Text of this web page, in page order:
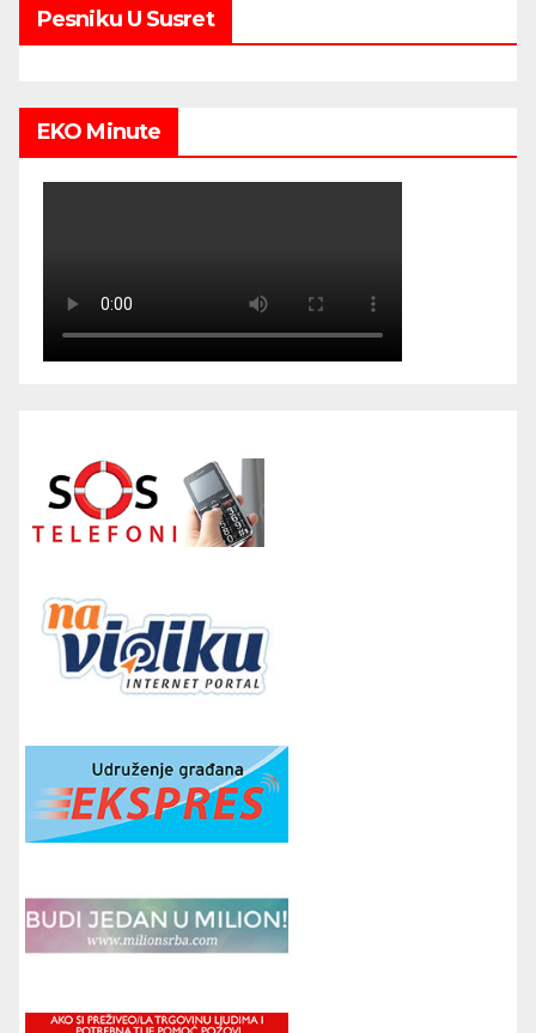
Pesniku U Susret
EKO Minute